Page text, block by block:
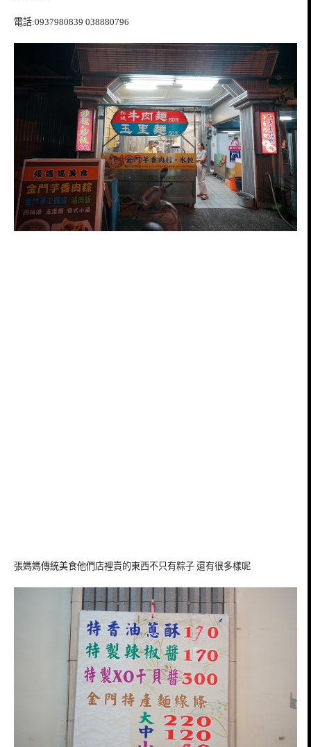
電話:0937980839 038880796
張媽媽傳統美食他們店裡賣的東西不只有粽子 還有很多樣呢